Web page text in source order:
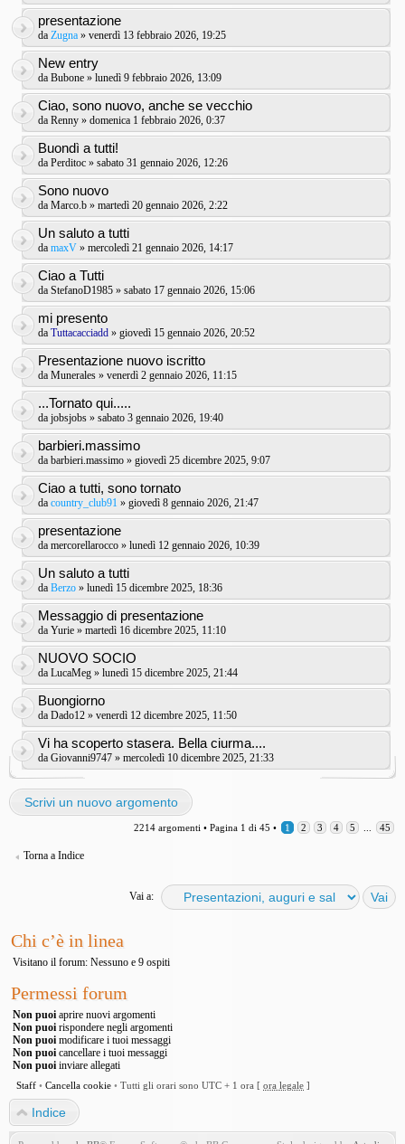
presentazione
da Zugna » venerdì 13 febbraio 2026, 19:25
New entry
da Bubone » lunedì 9 febbraio 2026, 13:09
Ciao, sono nuovo, anche se vecchio
da Renny » domenica 1 febbraio 2026, 0:37
Buondì a tutti!
da Perditoc » sabato 31 gennaio 2026, 12:26
Sono nuovo
da Marco.b » martedì 20 gennaio 2026, 2:22
Un saluto a tutti
da maxV » mercoledì 21 gennaio 2026, 14:17
Ciao a Tutti
da StefanoD1985 » sabato 17 gennaio 2026, 15:06
mi presento
da Tuttacacciadd » giovedì 15 gennaio 2026, 20:52
Presentazione nuovo iscritto
da Munerales » venerdì 2 gennaio 2026, 11:15
...Tornato qui.....
da jobsjobs » sabato 3 gennaio 2026, 19:40
barbieri.massimo
da barbieri.massimo » giovedì 25 dicembre 2025, 9:07
Ciao a tutti, sono tornato
da country_club91 » giovedì 8 gennaio 2026, 21:47
presentazione
da mercorellarocco » lunedì 12 gennaio 2026, 10:39
Un saluto a tutti
da Berzo » lunedì 15 dicembre 2025, 18:36
Messaggio di presentazione
da Yurie » martedì 16 dicembre 2025, 11:10
NUOVO SOCIO
da LucaMeg » lunedì 15 dicembre 2025, 21:44
Buongiorno
da Dado12 » venerdì 12 dicembre 2025, 11:50
Vi ha scoperto stasera. Bella ciurma....
da Giovanni9747 » mercoledì 10 dicembre 2025, 21:33
Scrivi un nuovo argomento
2214 argomenti • Pagina 1 di 45 • 1 2 3 4 5 45
Torna a Indice
Vai a:
Chi c’è in linea
Visitano il forum: Nessuno e 9 ospiti
Permessi forum
Non puoi aprire nuovi argomenti
Non puoi rispondere negli argomenti
Non puoi modificare i tuoi messaggi
Non puoi cancellare i tuoi messaggi
Non puoi inviare allegati
Staff • Cancella cookie • Tutti gli orari sono UTC + 1 ora [ ora legale ]
Indice